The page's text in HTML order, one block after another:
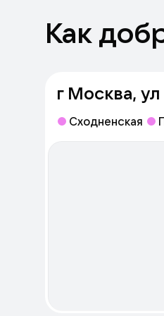
Как
г Москва,
Сходненская